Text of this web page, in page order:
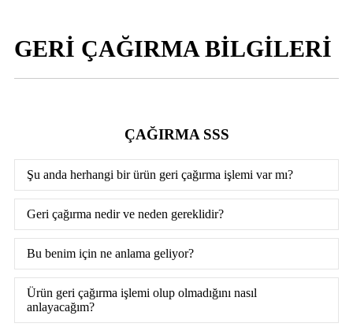
GERİ ÇAĞIRMA BİLGİLERİ
ÇAĞIRMA SSS
Şu anda herhangi bir ürün geri çağırma işlemi var mı?
Geri çağırma nedir ve neden gereklidir?
Bu benim için ne anlama geliyor?
Ürün geri çağırma işlemi olup olmadığını nasıl
anlayacağım?